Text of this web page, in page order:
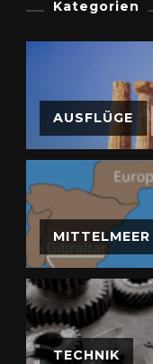
Kategorien
AUSFLÜGE
MITTELMEER
TECHNIK